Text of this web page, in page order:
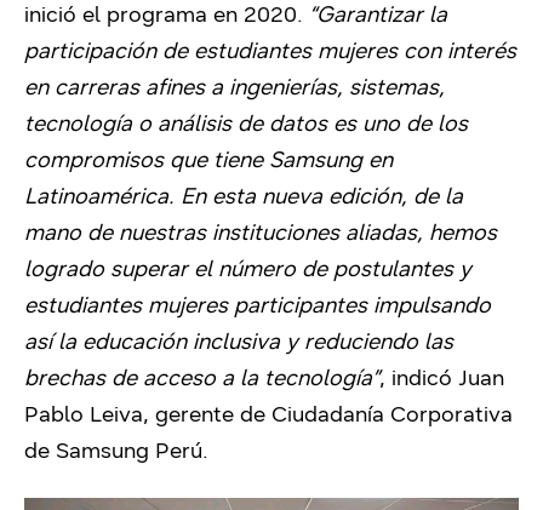
inició el programa en 2020. “Garantizar la
participación de estudiantes mujeres con interés
en carreras afines a ingenierías, sistemas,
tecnología o análisis de datos es uno de los
compromisos que tiene Samsung en
Latinoamérica. En esta nueva edición, de la
mano de nuestras instituciones aliadas, hemos
logrado superar el número de postulantes y
estudiantes mujeres participantes impulsando
así la educación inclusiva y reduciendo las
brechas de acceso a la tecnología”, indicó Juan
Pablo Leiva, gerente de Ciudadanía Corporativa
de Samsung Perú.